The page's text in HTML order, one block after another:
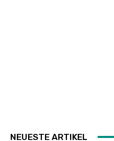
NEUESTE ARTIKEL